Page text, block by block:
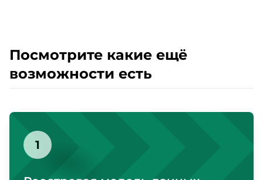
Посмотрите какие ещё
возможности есть
1